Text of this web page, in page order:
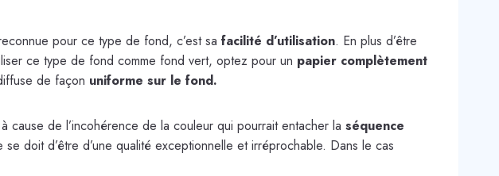
pour ce type de fond, c’est sa facilité d’utilisation. En plus d’être
ce type de fond comme fond vert, optez pour un papier complètement
de façon uniforme sur le fond.
cause de l’incohérence de la couleur qui pourrait entacher la séquence
doit d’être d’une qualité exceptionnelle et irréprochable. Dans le cas